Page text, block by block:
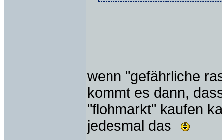
wenn "gefährliche
kommt es dann,
"flohmarkt" kaufen
jedesmal das